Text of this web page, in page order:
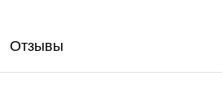
Отзывы